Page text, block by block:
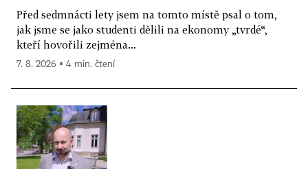
Před sedmnácti lety jsem na tomto místě psal o tom,
jak jsme se jako studenti dělili na ekonomy „tvrdé“,
kteří hovořili zejména...
7. 8. 2026 ▪ 4 min. čtení